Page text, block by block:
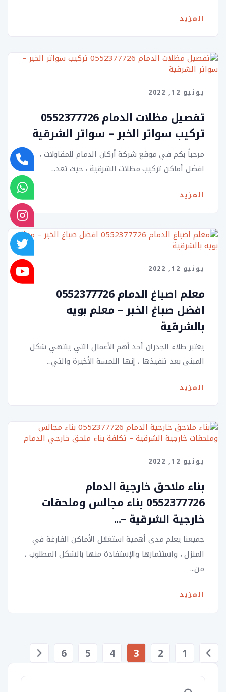
المزيد
يونيو 12, 2022
تفصيل مظلات الدمام 0552377726
تركيب سواتر الخبر – سواتر الشرقية
مرحباً بكم في موقع شركة أركان الدمام للمقاولات ،
افضل أماكن تركيب مظلات الشرقية ، حيث تعد...
المزيد
يونيو 12, 2022
معلم اصباغ الدمام 0552377726
افضل صباغ الخبر – معلم بويه
بالشرقية
يعتبر طلاء الجدران أحد أهم الأعمال التي ينتهي شكل
المبنى بعد تنفيذها ، إنها اللمسة الأخيرة والتي...
المزيد
يونيو 12, 2022
بناء ملاحق خارجية الدمام
0552377726 بناء مجالس وملحقات
خارجية الشرقية –...
جميعنا يعلم مدى أهمية استغلال الأماكن الفارغة في
المنزل ، واستثمارها والإستفادة منها بالشكل المطلوب ،
من...
المزيد
ع 1
2
3
4
5
6